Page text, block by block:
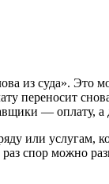
из суда». Это
переносит
— оплату,
или услугам,
спор можно